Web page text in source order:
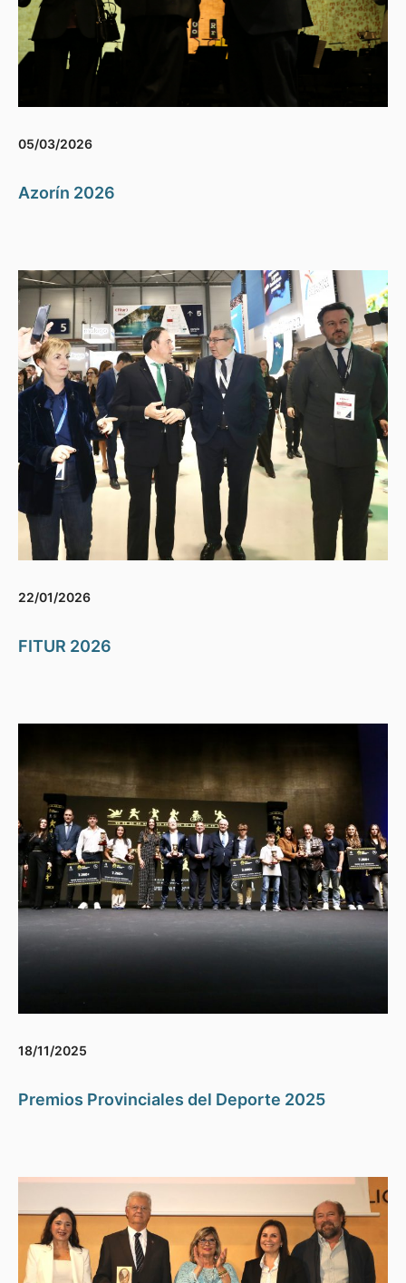
05/03/2026
Azorín 2026
22/01/2026
FITUR 2026
18/11/2025
Premios Provinciales del Deporte 2025